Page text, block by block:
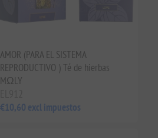
AMOR (PARA EL SISTEMA
REPRODUCTIVO ) Té de hierbas
MΩLY
€10,60 excl impuestos